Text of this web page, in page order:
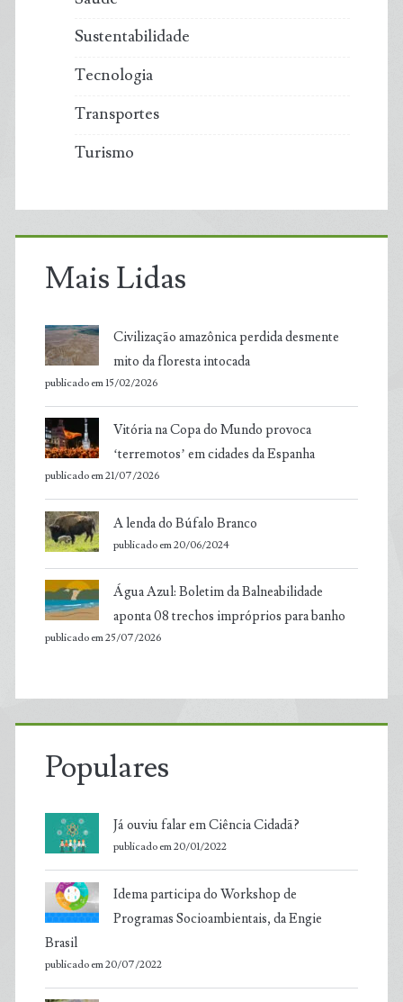
Sustentabilidade
Tecnologia
Transportes
Turismo
Mais Lidas
Civilização amazônica perdida desmente
mito da floresta intocada
publicado em 15/02/2026
Vitória na Copa do Mundo provoca
‘terremotos’ em cidades da Espanha
publicado em 21/07/2026
A lenda do Búfalo Branco
publicado em 20/06/2024
Água Azul: Boletim da Balneabilidade
aponta 08 trechos impróprios para banho
publicado em 25/07/2026
Populares
Já ouviu falar em Ciência Cidadã?
publicado em 20/01/2022
Idema participa do Workshop de
Programas Socioambientais, da Engie
Brasil
publicado em 20/07/2022